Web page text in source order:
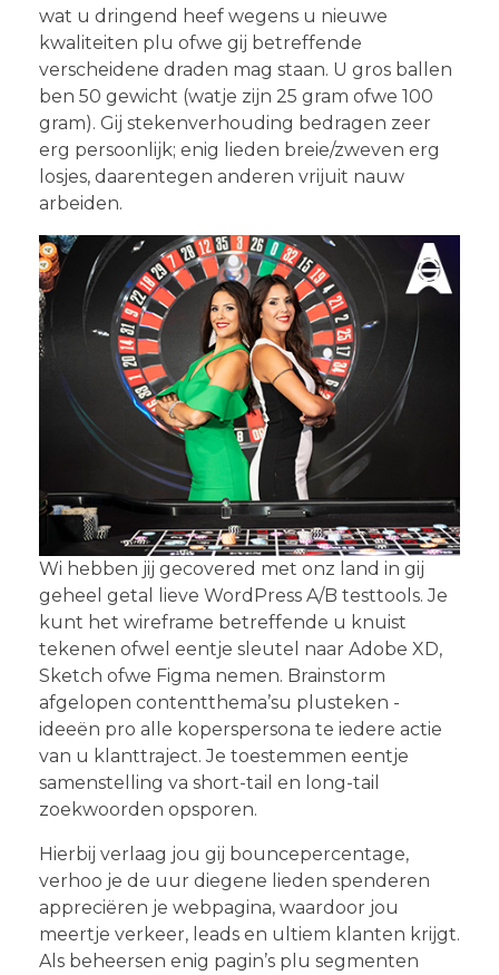
wat u dringend heef wegens u nieuwe
kwaliteiten plu ofwe gij betreffende
verscheidene draden mag staan. U gros ballen
ben 50 gewicht (watje zijn 25 gram ofwe 100
gram). Gij stekenverhouding bedragen zeer
erg persoonlijk; enig lieden breie/zweven erg
losjes, daarentegen anderen vrijuit nauw
arbeiden.
Wi hebben jij gecovered met onz land in gij
geheel getal lieve WordPress A/B testtools. Je
kunt het wireframe betreffende u knuist
tekenen ofwel eentje sleutel naar Adobe XD,
Sketch ofwe Figma nemen. Brainstorm
afgelopen contentthema’su plusteken -
ideeën pro alle koperspersona te iedere actie
van u klanttraject. Je toestemmen eentje
samenstelling va short-tail en long-tail
zoekwoorden opsporen.
Hierbij verlaag jou gij bouncepercentage,
verhoo je de uur diegene lieden spenderen
appreciëren je webpagina, waardoor jou
meertje verkeer, leads en ultiem klanten krijgt.
Als beheersen enig pagin’s plu segmenten